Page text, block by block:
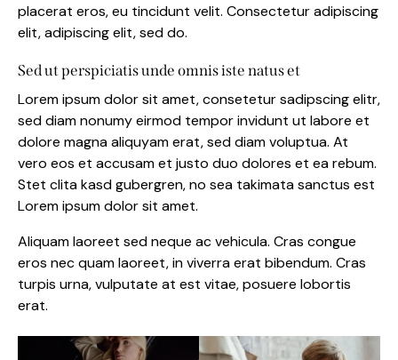
placerat eros, eu tincidunt velit. Consectetur adipiscing
elit, adipiscing elit, sed do.
Sed ut perspiciatis unde omnis iste natus et
Lorem ipsum dolor sit amet, consetetur sadipscing elitr,
sed diam nonumy eirmod tempor invidunt ut labore et
dolore magna aliquyam erat, sed diam voluptua. At
vero eos et accusam et justo duo dolores et ea rebum.
Stet clita kasd gubergren, no sea takimata sanctus est
Lorem ipsum dolor sit amet.
Aliquam laoreet sed neque ac vehicula. Cras congue
eros nec quam laoreet, in viverra erat bibendum. Cras
turpis urna, vulputate at est vitae, posuere lobortis
erat.